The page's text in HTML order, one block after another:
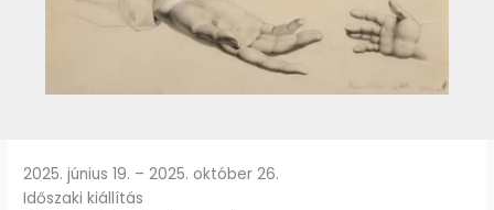
2025. június 19. – 2025. október 26.
Időszaki kiállítás